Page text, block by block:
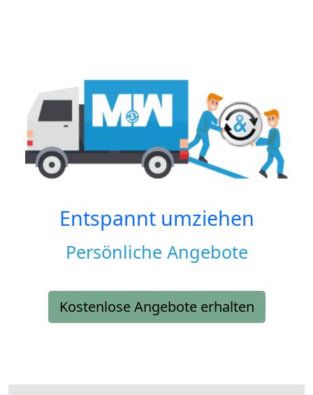
Entspannt umziehen
Persönliche Angebote
Kostenlose Angebote erhalten